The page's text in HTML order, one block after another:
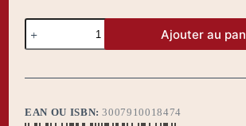
quantité
de
Sautoir
Officier
Ajouter au
EAN OU ISBN:3007910018474